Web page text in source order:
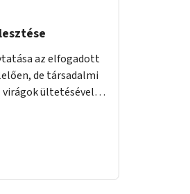
az elfogadott
de társadalmi
ültetésével, a